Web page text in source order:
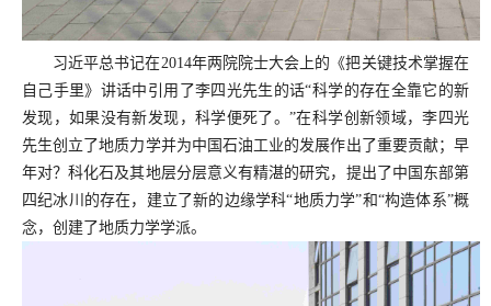
习近平总书记在2014年两院院士大会上的《把关键技术掌握在
自己手里》讲话中引用了李四光先生的话“科学的存在全靠它的新
发现，如果没有新发现，科学便死了。”在科学创新领域，李四光
先生创立了地质力学并为中国石油工业的发展作出了重要贡献；早
年对？科化石及其地层分层意义有精湛的研究，提出了中国东部第
四纪冰川的存在，建立了新的边缘学科“地质力学”和“构造体系”概
念，创建了地质力学学派。